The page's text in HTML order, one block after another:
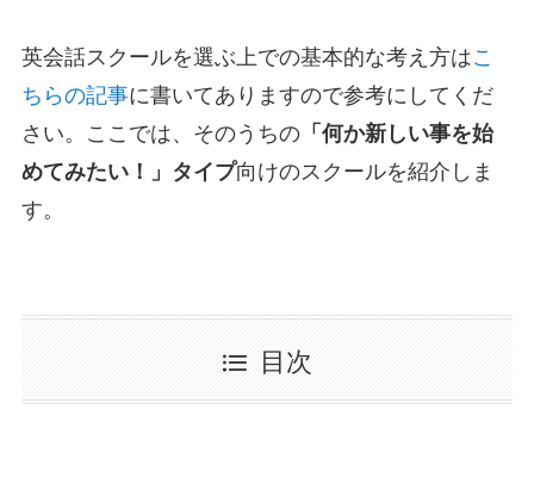
英会話スクールを選ぶ上での基本的な考え方はこ
ちらの記事に書いてありますので参考にしてくだ
さい。ここでは、そのうちの「何か新しい事を始
めてみたい！」タイプ向けのスクールを紹介しま
す。
目次